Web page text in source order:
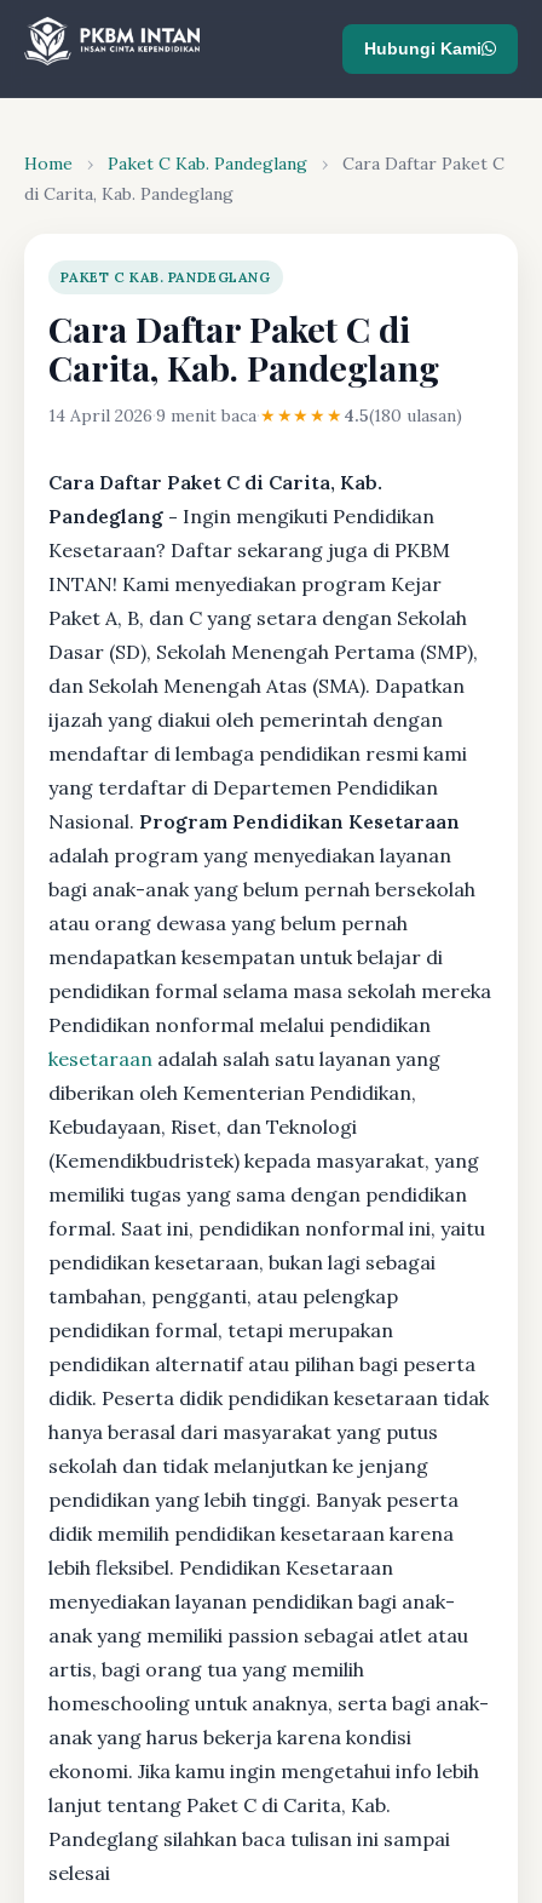
Hubungi Kami
Home › Paket C Kab. Pandeglang ›
Cara Daftar Paket C
di Carita, Kab. Pandeglang
PAKET C KAB. PANDEGLANG
Cara Daftar Paket C di
Carita, Kab. Pandeglang
14 April 2026·9 menit baca·★★★★★4.5(180 ulasan)
Cara Daftar Paket C di Carita, Kab.
Pandeglang - Ingin mengikuti Pendidikan
Kesetaraan? Daftar sekarang juga di PKBM
INTAN! Kami menyediakan program Kejar
Paket A, B, dan C yang setara dengan Sekolah
Dasar (SD), Sekolah Menengah Pertama (SMP),
dan Sekolah Menengah Atas (SMA). Dapatkan
ijazah yang diakui oleh pemerintah dengan
mendaftar di lembaga pendidikan resmi kami
yang terdaftar di Departemen Pendidikan
Nasional. Program Pendidikan Kesetaraan
adalah program yang menyediakan layanan
bagi anak-anak yang belum pernah bersekolah
atau orang dewasa yang belum pernah
mendapatkan kesempatan untuk belajar di
pendidikan formal selama masa sekolah mereka
Pendidikan nonformal melalui pendidikan
kesetaraan adalah salah satu layanan yang
diberikan oleh Kementerian Pendidikan,
Kebudayaan, Riset, dan Teknologi
(Kemendikbudristek) kepada masyarakat, yang
memiliki tugas yang sama dengan pendidikan
formal. Saat ini, pendidikan nonformal ini, yaitu
pendidikan kesetaraan, bukan lagi sebagai
tambahan, pengganti, atau pelengkap
pendidikan formal, tetapi merupakan
pendidikan alternatif atau pilihan bagi peserta
didik. Peserta didik pendidikan kesetaraan tidak
hanya berasal dari masyarakat yang putus
sekolah dan tidak melanjutkan ke jenjang
pendidikan yang lebih tinggi. Banyak peserta
didik memilih pendidikan kesetaraan karena
lebih fleksibel. Pendidikan Kesetaraan
menyediakan layanan pendidikan bagi anak-
anak yang memiliki passion sebagai atlet atau
artis, bagi orang tua yang memilih
homeschooling untuk anaknya, serta bagi anak-
anak yang harus bekerja karena kondisi
ekonomi. Jika kamu ingin mengetahui info lebih
lanjut tentang Paket C di Carita, Kab.
Pandeglang silahkan baca tulisan ini sampai
selesai